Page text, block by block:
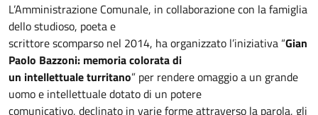
L’Amministrazione Comunale, in collaborazione con la famiglia
dello studioso, poeta e
scrittore scomparso nel 2014, ha organizzato l’iniziativa “Gian
Paolo Bazzoni: memoria colorata di
un intellettuale turritano” per rendere omaggio a un grande
uomo e intellettuale dotato di un potere
comunicativo, declinato in varie forme attraverso la parola, gli